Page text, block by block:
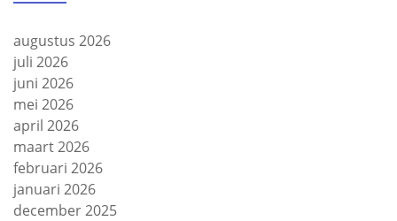
augustus 2026
juli 2026
juni 2026
mei 2026
april 2026
maart 2026
februari 2026
januari 2026
december 2025